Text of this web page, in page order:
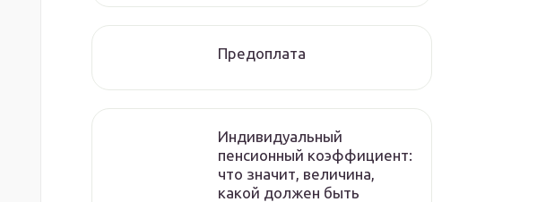
Предоплата
Индивидуальный
пенсионный коэффициент:
что значит, величина,
какой должен быть